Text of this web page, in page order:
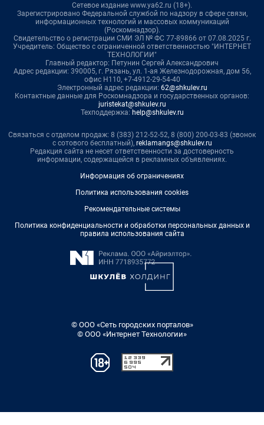
Сетевое издание www.ya62.ru (18+).
Зарегистрировано Федеральной службой по надзору в сфере связи,
информационных технологий и массовых коммуникаций
(Роскомнадзор).
Свидетельство о регистрации СМИ ЭЛ № ФС 77-89866 от 07.08.2025 г.
Учредитель: Общество с ограниченной ответственностью "ИНТЕРНЕТ
ТЕХНОЛОГИИ"
Главный редактор: Петунин Сергей Александрович
Адрес редакции: 390005, г. Рязань, ул. 1-ая Железнодорожная, дом 56,
офис Н110, +7-4912-29-54-40
Электронный адрес редакции: 62@shkulev.ru
Контактные данные для Роскомнадзора и государственных органов:
juristekat@shkulev.ru
Техподдержка: help@shkulev.ru
Связаться с отделом продаж: 8 (383) 212-52-52, 8 (800) 200-03-83 (звонок
с сотового бесплатный), reklamangs@shkulev.ru
Редакция сайта не несет ответственности за достоверность
информации, содержащейся в рекламных объявлениях.
Информация об ограничениях
Политика использования cookies
Рекомендательные системы
Политика конфиденциальности и обработки персональных данных и
правила использования сайта
© ООО «Сеть городских порталов»
© ООО «Интернет Технологии»